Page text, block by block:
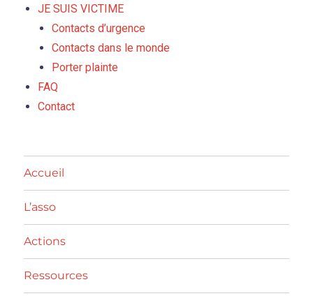
JE SUIS VICTIME
Contacts d’urgence
Contacts dans le monde
Porter plainte
FAQ
Contact
Accueil
L’asso
Actions
Ressources